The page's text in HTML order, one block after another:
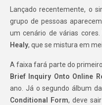
Lançado recentemente, o
grupo de pessoas
um cenário de várias
Healy, que se mistura em
A faixa fará parte do
Brief Inquiry Onto Online
ano. Já o segundo álbum
Conditional Form, deve